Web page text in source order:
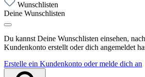
Wunschlisten
Deine Wunschlisten
Du kannst Deine Wunschlisten einsehen,
Kundenkonto erstellt oder dich angemeldet
Erstelle ein Kundenkonto oder melde dich an